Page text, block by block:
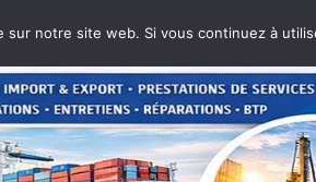
notre site web. Si vous continuez à